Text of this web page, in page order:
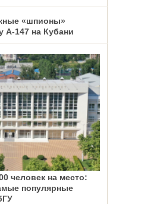
«шпионы»
А-147 на Кубани
человек на место:
популярные